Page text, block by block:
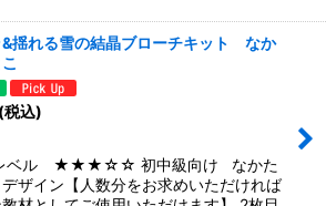
&揺れる雪の結晶ブローチキット なか
(税込)
ベル ★★★☆☆ 初中級向け なかた
ザイン【人数分をお求めいただければ